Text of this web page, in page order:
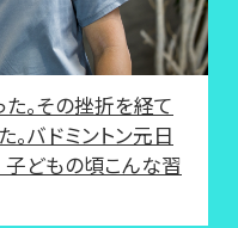
。その挫折を経て
バドミントン元日
子どもの頃こんな習